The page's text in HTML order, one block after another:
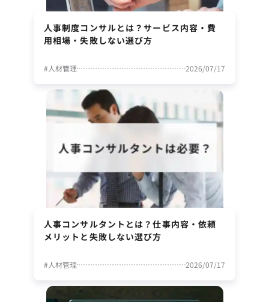
人事制度コンサルとは？サービス内容・費
用相場・失敗しない選び方
#人材管理 2026/07/17
人事コンサルタントとは？仕事内容・依頼
メリットと失敗しない選び方
#人材管理 2026/07/17